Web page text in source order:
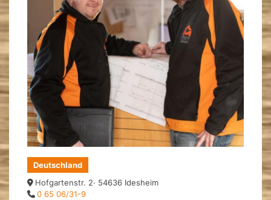
Deutschland
Hofgartenstr. 2· 54636 Idesheim
0 65 06/31-9